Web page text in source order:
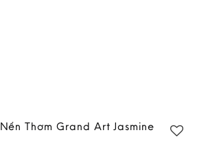
Nến Thơm Grand Art Jasmine